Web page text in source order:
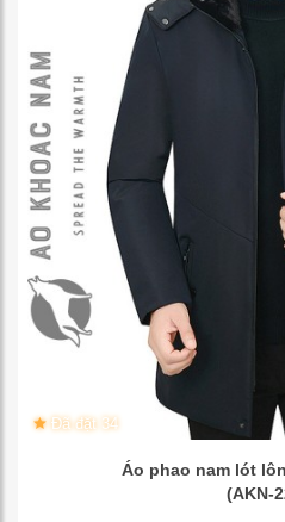
Đã đặt 34
Áo phao nam lót
(AKN-